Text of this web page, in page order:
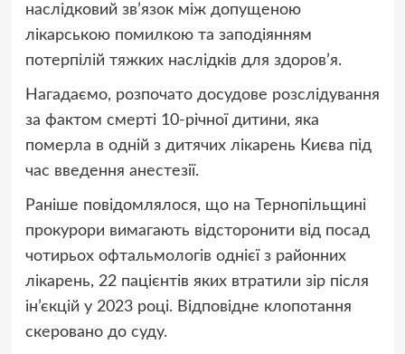
наслідковий зв’язок між допущеною
лікарською помилкою та заподіянням
потерпілій тяжких наслідків для здоров’я.
Нагадаємо, розпочато досудове розслідування
за фактом смерті 10-річної дитини, яка
померла в одній з дитячих лікарень Києва під
час введення анестезії.
Раніше повідомлялося, що на Тернопільщині
прокурори вимагають відсторонити від посад
чотирьох офтальмологів однієї з районних
лікарень, 22 пацієнтів яких втратили зір після
ін’єкцій у 2023 році. Відповідне клопотання
скеровано до суду.